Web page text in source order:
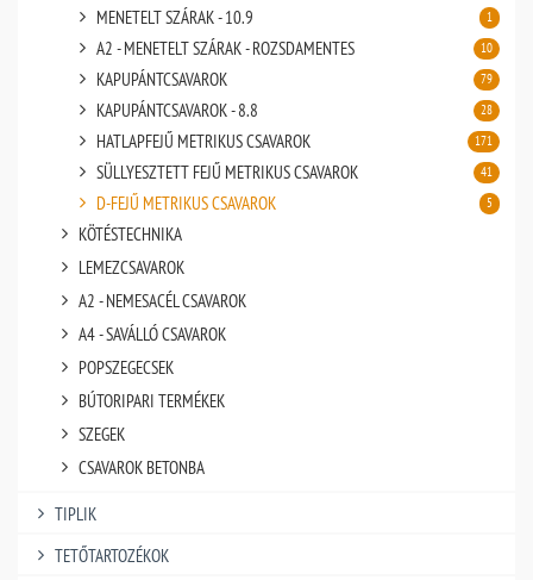
MENETELT SZÁRAK - 10.9 1
A2 - MENETELT SZÁRAK - ROZSDAMENTES 10
KAPUPÁNTCSAVAROK 79
KAPUPÁNTCSAVAROK - 8.8 28
HATLAPFEJŰ METRIKUS CSAVAROK 171
SÜLLYESZTETT FEJŰ METRIKUS CSAVAROK 41
D-FEJŰ METRIKUS CSAVAROK 5
KÖTÉSTECHNIKA
LEMEZCSAVAROK
A2 - NEMESACÉL CSAVAROK
A4 - SAVÁLLÓ CSAVAROK
POPSZEGECSEK
BÚTORIPARI TERMÉKEK
SZEGEK
CSAVAROK BETONBA
TIPLIK
TETŐTARTOZÉKOK